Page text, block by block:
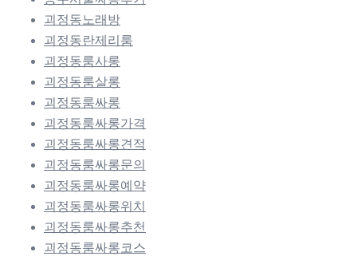
괴정동노래방
괴정동란제리룸
괴정동룸사롱
괴정동룸살롱
괴정동룸싸롱
괴정동룸싸롱가격
괴정동룸싸롱견적
괴정동룸싸롱문의
괴정동룸싸롱예약
괴정동룸싸롱위치
괴정동룸싸롱추천
괴정동룸싸롱코스